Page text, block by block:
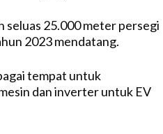
seluas 25.000 meter persegi
2023 mendatang.
tempat untuk
dan inverter untuk EV